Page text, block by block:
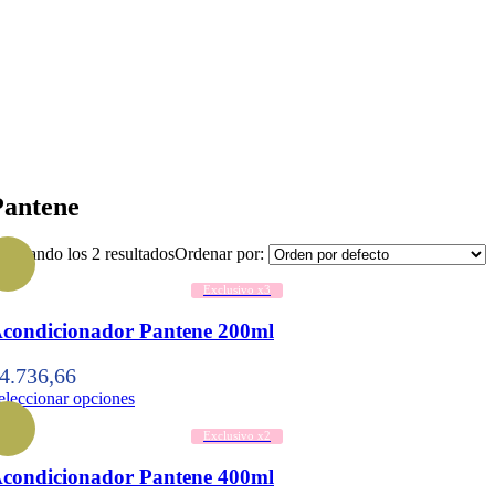
los 2 resultadosOrdenar por:
Exclusivo x3
Pantene 200ml
4.736,66
opciones
Exclusivo x2
Pantene 400ml